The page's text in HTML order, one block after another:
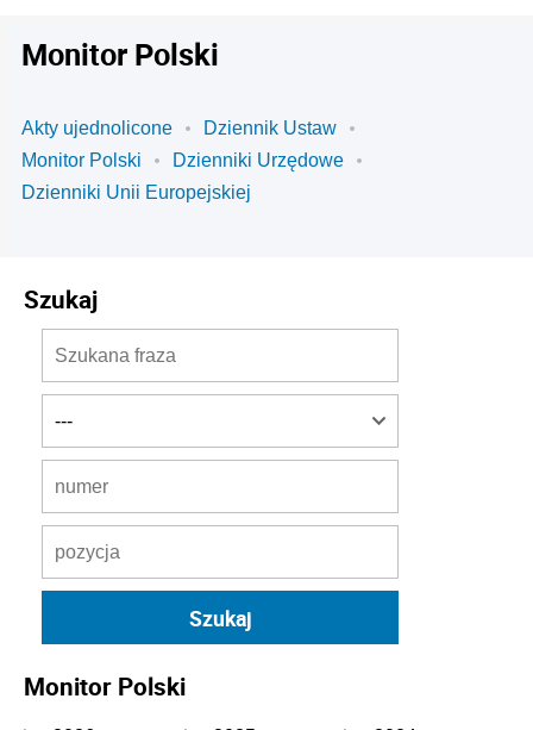
Monitor Polski
Akty ujednolicone
Dziennik Ustaw
Monitor Polski
Dzienniki Urzędowe
Dzienniki Unii Europejskiej
Szukaj
Monitor Polski